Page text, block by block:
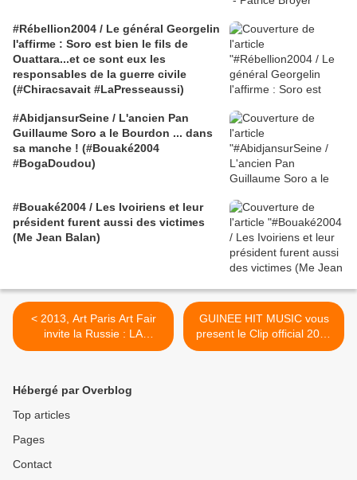
#Rébellion2004 / Le général Georgelin
l'affirme : Soro est bien le fils de
Ouattara...et ce sont eux les
responsables de la guerre civile
(#Chiracsavait #LaPresseaussi)
#AbidjansurSeine / L'ancien Pan
Guillaume Soro a le Bourdon ... dans
sa manche ! (#Bouaké2004
#BogaDoudou)
#Bouaké2004 / Les Ivoiriens et leur
président furent aussi des victimes
(Me Jean Balan)
< 2013, Art Paris Art Fair
invite la Russie : LA
RUSSIE INVITEE
GUINEE HIT MUSIC vous
present le Clip official 2012
de Johanna Barry >
Hébergé par Overblog
Top articles
Pages
Contact